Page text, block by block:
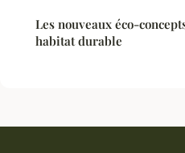
Les nouveaux éco-
habitat durable